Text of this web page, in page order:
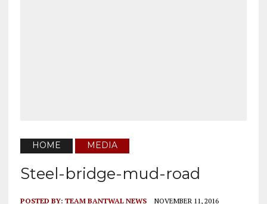
HOME MEDIA
Steel-bridge-mud-road
POSTED BY: TEAM BANTWAL NEWS NOVEMBER 11, 2016